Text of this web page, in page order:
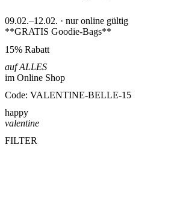
09.02.–12.02. · nur online gültig
**GRATIS Goodie-Bags**
15% Rabatt
auf ALLES
im Online Shop
Code: VALENTINE-BELLE-15
happy
valentine
FILTER